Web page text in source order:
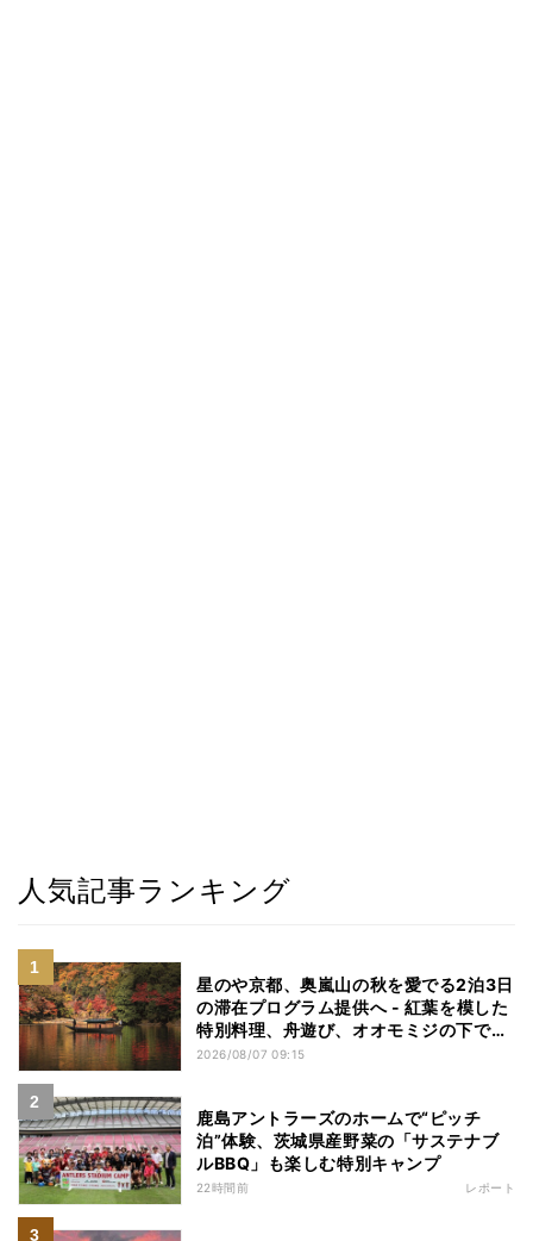
人気記事ランキング
星のや京都、奥嵐山の秋を愛でる2泊3日
の滞在プログラム提供へ - 紅葉を模した
特別料理、舟遊び、オオモミジの下でお
こなう深呼吸など
2026/08/07 09:15
鹿島アントラーズのホームで“ピッチ
泊”体験、茨城県産野菜の「サステナブ
ルBBQ」も楽しむ特別キャンプ
22時間前 レポート